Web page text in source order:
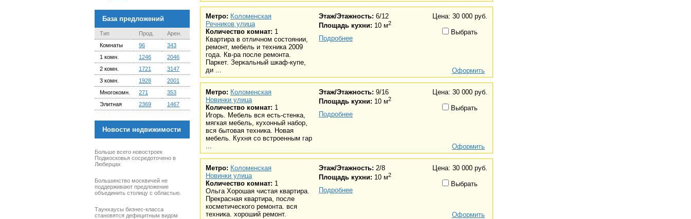
База предложений
Тип Прод.
Арен.
Комнаты
96
343
1 комн.
1246
2046
2 комн.
1721
3147
3 комн.
1928
2001
Многокомн.
271
353
Элитная
2369 1467
Новости недвижимости
Больше всего новостроек
Подмосковья сосредоточено в
Люберцах
Большинство москвичей не
поддерживают предложение
объединить столицу с областью.
Таунхаусы бизнес-класса
становятся дефицитным видом
Метро: Коломенская
Речников улица
Количество комнат: 1
Квартира в отличном состоянии,
ремонт, мебель и техника 2009
года. Кв-ра после ремонта.
Паркет. Зеркальный шкаф-купе,
ди ...
Этаж/Этажность: 6/12
Площадь кухни: 10 м2
Подробнее
Цена: 30 000 руб.
Выбрать
Оформить
Метро: Коломенская
Новинки улица
Количество комнат: 1
Игорь. Мебель вся есть-стенка,
мягкая мебель, кухонный набор,
вся бытовая техника. Новая
мебель. Кухня со встроенным гар
...
Этаж/Этажность: 9/16
Площадь кухни: 10 м2
Подробнее
Цена: 30 000 руб.
Выбрать
Оформить
Метро: Коломенская
Новинки улица
Количество комнат: 1
Ольга Хорошая чистая квартира.
Прекрасная квартира, после
косметического ремонта. вся
техника. хороший ремонт.
Этаж/Этажность: 2/8
Площадь кухни: 10 м2
Подробнее
Цена: 30 000 руб.
Выбрать
Оформить